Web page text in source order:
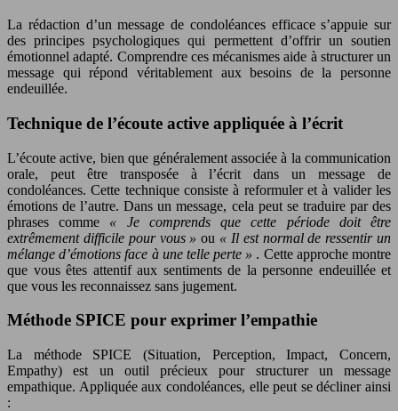
La rédaction d’un message de condoléances efficace s’appuie sur
des principes psychologiques qui permettent d’offrir un soutien
émotionnel adapté. Comprendre ces mécanismes aide à structurer un
message qui répond véritablement aux besoins de la personne
endeuillée.
Technique de l’écoute active appliquée à l’écrit
L’écoute active, bien que généralement associée à la communication
orale, peut être transposée à l’écrit dans un message de
condoléances. Cette technique consiste à reformuler et à valider les
émotions de l’autre. Dans un message, cela peut se traduire par des
phrases comme « Je comprends que cette période doit être
extrêmement difficile pour vous »ou « Il est normal de ressentir un
mélange d’émotions face à une telle perte » . Cette approche montre
que vous êtes attentif aux sentiments de la personne endeuillée et
que vous les reconnaissez sans jugement.
Méthode SPICE pour exprimer l’empathie
La méthode SPICE (Situation, Perception, Impact, Concern,
Empathy) est un outil précieux pour structurer un message
empathique. Appliquée aux condoléances, elle peut se décliner ainsi
: